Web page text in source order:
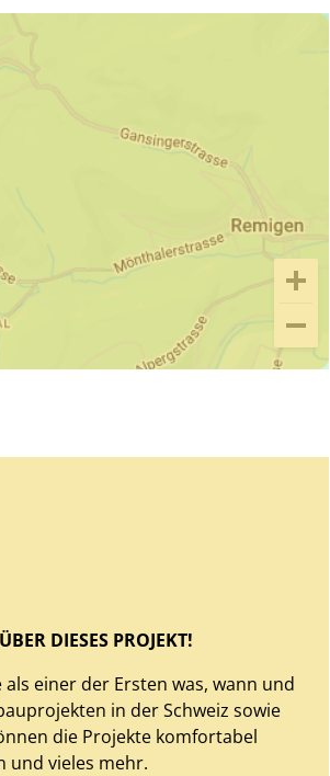
DIESES PROJEKT!
als einer der Ersten was, wann und
in der Schweiz sowie
die Projekte komfortabel
und vieles mehr.